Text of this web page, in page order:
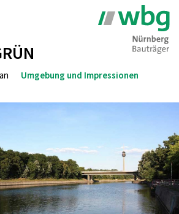
Umgebung und Impressionen